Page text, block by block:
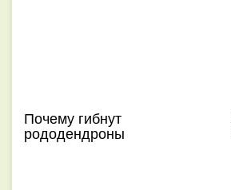
Почему гибнут
рододендроны